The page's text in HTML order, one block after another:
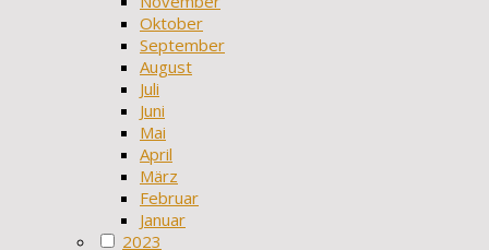
Oktober
September
August
Juli
Juni
Mai
April
März
Februar
Januar
2023